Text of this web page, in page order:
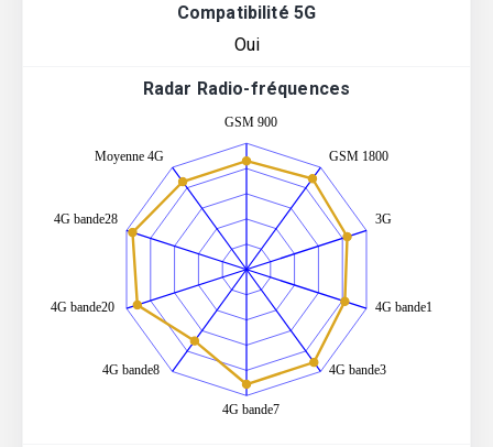
Compatibilité 5G
Oui
Radar Radio-fréquences